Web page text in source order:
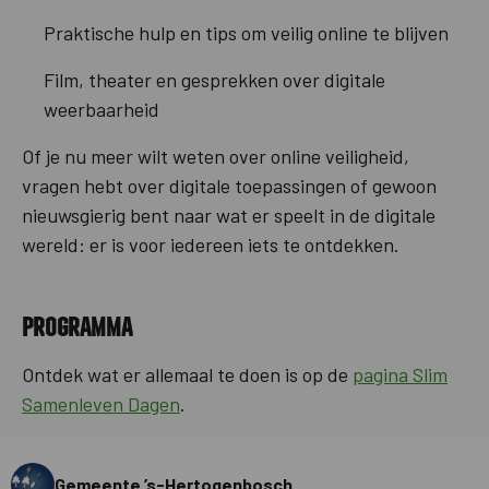
Praktische hulp en tips om veilig online te blijven
Film, theater en gesprekken over digitale
weerbaarheid
Of je nu meer wilt weten over online veiligheid,
vragen hebt over digitale toepassingen of gewoon
nieuwsgierig bent naar wat er speelt in de digitale
wereld: er is voor iedereen iets te ontdekken.
Programma
Ontdek wat er allemaal te doen is op de pagina Slim
Samenleven Dagen.
Gemeente ’s-Hertogenbosch